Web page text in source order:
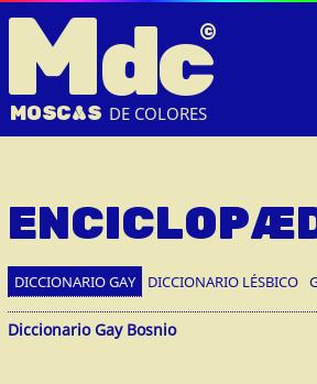
Mdc
MOSCAS DE COLORES
DICCIONARIO GAY DICCIONARIO LÉSBICO
Diccionario Gay Bosnio